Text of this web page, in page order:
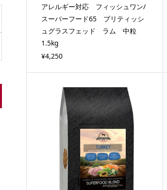
アレルギー対応 フィッシュワン/
スーパーフード65 ブリティッシ
ュグラスフェッド ラム 中粒
1.5kg
¥4,250